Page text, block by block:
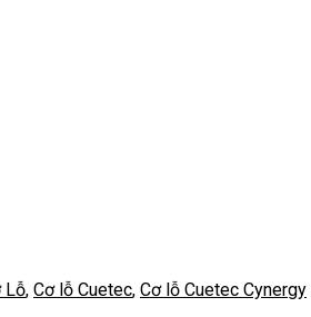
Lỗ, Cơ lỗ Cuetec, Cơ lỗ Cuetec Cynergy